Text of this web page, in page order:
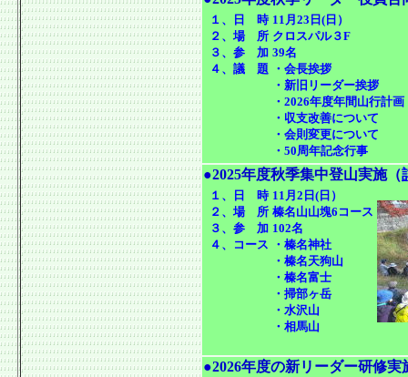
１、日 時
２、場 所
３、参 加
４、議 題
11月23日(日）
クロスパル３F
39名
・会長挨拶
・新旧リーダー挨拶
・2026年度年間山行計画
・収支改善について
・会則変更について
・50周年記念行事
●2025年度秋季集中登山実施（
１、日 時
２、場 所
３、参 加
４、コース
11月2日(日）
榛名山山塊6コース
102名
・榛名神社
・榛名天狗山
・榛名富士
・掃部ヶ岳
・水沢山
・相馬山
●2026年度の新リーダー研修実